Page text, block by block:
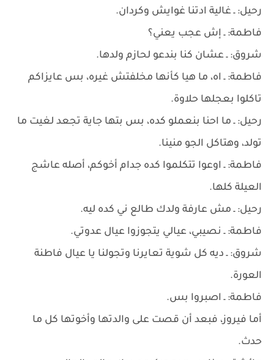
رحيل: ـ غالية ادتنا غوايش وكردان.
فاطمة: ـ إش عجب يعني؟
شروق: ـ عشان كنا بندعو لحازم ولدها.
فاطمة: ـ اه، ما هيا كأنها مخلفتش غيره، بس عايزاكم
تاكلوا بعجلها حلاوة.
رحيل: ـ ما احنا بنعملو كده، بس بتها جاية تجعد لغيت ما
تولد، وهتاكل الجو منينا.
فاطمة: ـ اوعوا تتكلموا كده جدام أخوكم، أصله عاشج
العيلة كلها.
رحيل: ـ مش عارفة ولدك طالع ني كده ليه.
فاطمة: ـ نصيبي، عيالي يتجوزوا عيال عدوتي.
شروق: ـ ديه كل شوية تعايرنا وتجولنا يا عيال فاطنة
العورة.
فاطمة: ـ اصبروا بس.
أما فيروز، فبعد أن قصت على والدتها وأخوتها كل ما
حدث.